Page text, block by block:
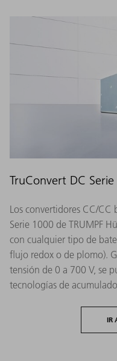
TruConvert DC
Los convertidores CC/
Serie 1000 de TRUMPF
con cualquier tipo de
flujo redox o de plomo).
tensión de 0 a 700 V, se
tecnologías de
IR